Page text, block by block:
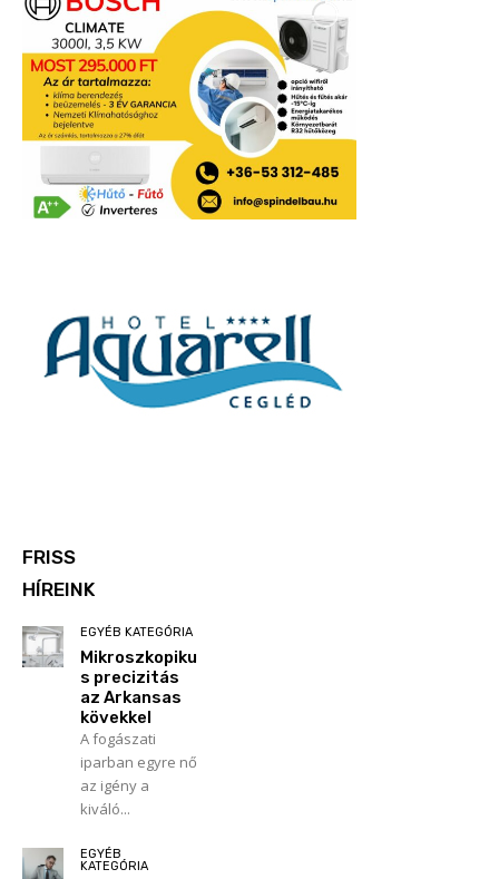
FRISS
HÍREINK
EGYÉB KATEGÓRIA
Mikroszkopiku
s precizitás
az Arkansas
kövekkel
A fogászati
iparban egyre nő
az igény a
kiváló...
EGYÉB
KATEGÓRIA